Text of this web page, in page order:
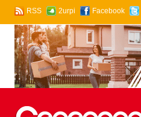
RSS 2urpi Facebook